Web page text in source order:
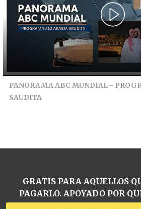
PANORAMA ABC MUNDIAL -
SAUDITA
GRATIS PARA AQUELLOS
PAGARLO. APOYADO POR